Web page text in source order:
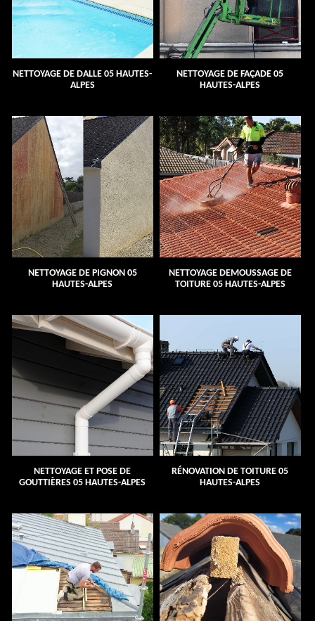
NETTOYAGE DE DALLE 05 HAUTES-
ALPES
NETTOYAGE DE FAÇADE 05
HAUTES-ALPES
NETTOYAGE DE PIGNON 05
HAUTES-ALPES
NETTOYAGE DEMOUSSAGE DE
TOITURE 05 HAUTES-ALPES
NETTOYAGE ET POSE DE
GOUTTIÈRES 05 HAUTES-ALPES
RÉNOVATION DE TOITURE 05
HAUTES-ALPES